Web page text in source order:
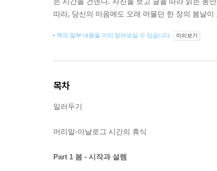
따라, 당신의 마음에도 오래 머물던 한 장의 봄날
책의 일부 내용을 미리 읽어보실 수 있습니다. 미리보기
목차
일러두기
머리말-아날로그 시간의 휴식
Part 1 봄 - 시작과 설렘